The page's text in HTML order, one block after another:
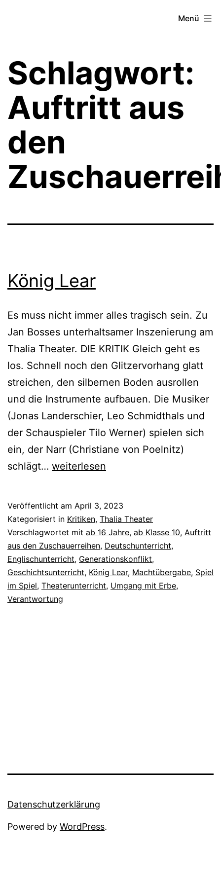
Menü
Schlagwort:
Auftritt aus
den
König Lear
Es muss nicht immer alles tragisch sein. Zu
Jan Bosses unterhaltsamer Inszenierung am
Thalia Theater. DIE KRITIK Gleich geht es
los. Schnell noch den Glitzervorhang glatt
streichen, den silbernen Boden ausrollen
und die Instrumente aufbauen. Die Musiker
(Jonas Landerschier, Leo Schmidthals und
der Schauspieler Tilo Werner) spielen sich
ein, der Narr (Christiane von Poelnitz)
schlägt… König
weiterlesen
Veröffentlicht am April 3, 2023
Kategorisiert in Kritiken, Thalia Theater
Verschlagwortet mit ab 16 Jahre, ab Klasse 10, Auftritt
aus den Zuschauerreihen, Deutschunterricht,
Englischunterricht, Generationskonflikt,
Geschichtsunterricht, König Lear, Machtübergabe, Spiel
im Spiel, Theaterunterricht, Umgang mit Erbe,
Verantwortung
Datenschutzerklärung
Powered by WordPress.